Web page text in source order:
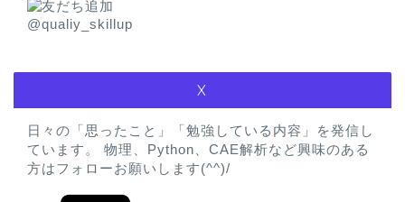
@qualiy_skillup
X
日々の「思ったこと」「勉強している内容」を発信し
ています。 物理、Python、CAE解析など興味のある
方はフォローお願いします(^^)/